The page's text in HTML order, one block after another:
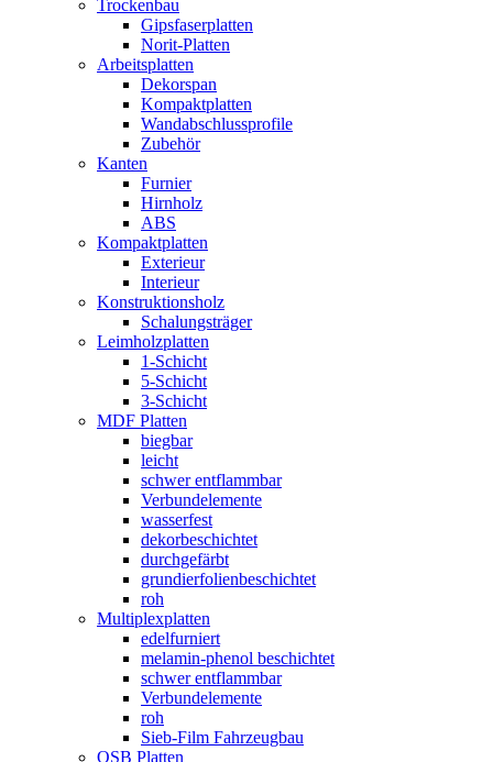
Trockenbau
Gipsfaserplatten
Norit-Platten
Arbeitsplatten
Dekorspan
Kompaktplatten
Wandabschlussprofile
Zubehör
Kanten
Furnier
Hirnholz
ABS
Kompaktplatten
Exterieur
Interieur
Konstruktionsholz
Schalungsträger
Leimholzplatten
1-Schicht
5-Schicht
3-Schicht
MDF Platten
biegbar
leicht
schwer entflammbar
Verbundelemente
wasserfest
dekorbeschichtet
durchgefärbt
grundierfolienbeschichtet
roh
Multiplexplatten
edelfurniert
melamin-phenol beschichtet
schwer entflammbar
Verbundelemente
roh
Sieb-Film Fahrzeugbau
OSB Platten